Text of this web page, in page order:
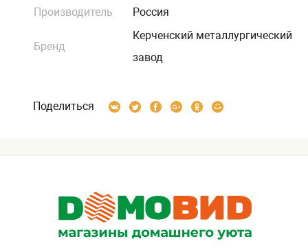
Производитель
Россия
Бренд
Керченский металлургический
завод
Поделиться